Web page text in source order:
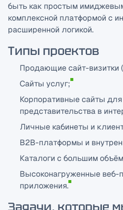
быть как простым
комплексной платформой с
расширенной логикой.
Типы проектов
Продающие сайт-визитки
Сайты услуг;
Корпоративные сайты для
представительства в
Личные кабинеты и
B2B-платформы и
Каталоги с большим
Высоконагруженные веб-
приложения.
Задачи, которые